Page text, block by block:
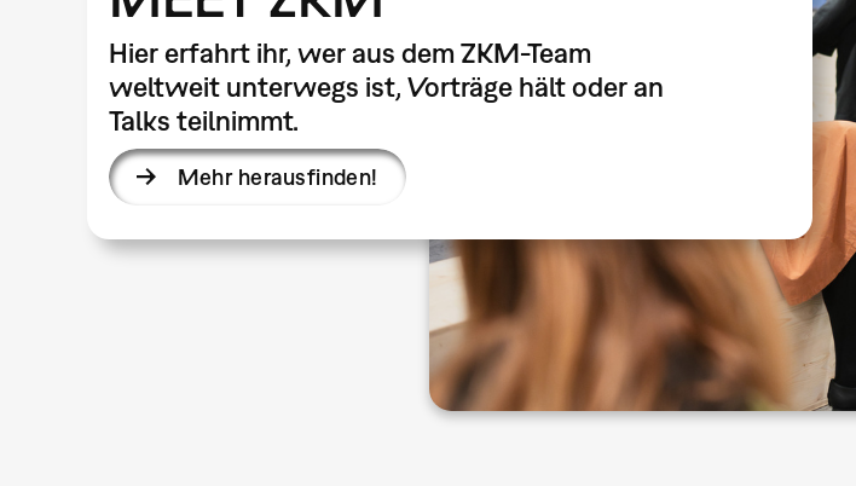
Hier erfahrt ihr, wer aus dem ZKM-Team
weltweit unterwegs ist, Vorträge hält oder an
Talks teilnimmt.
Mehr herausfinden!